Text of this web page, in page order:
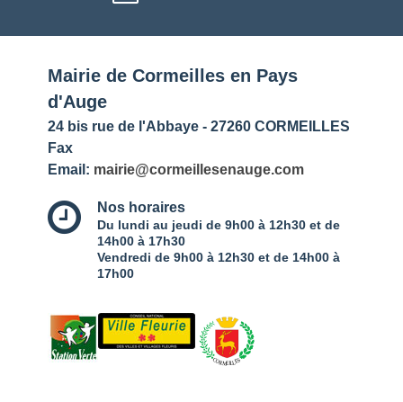
Mairie de Cormeilles en Pays
d'Auge
24 bis rue de l'Abbaye - 27260 CORMEILLES
Fax
Email: mairie@cormeillesenauge.com
Nos horaires
Du lundi au jeudi de 9h00 à 12h30 et de
14h00 à 17h30
Vendredi de 9h00 à 12h30 et de 14h00 à
17h00